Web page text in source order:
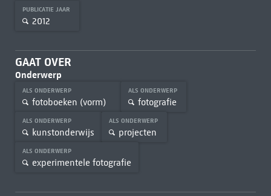
PUBLICATIE JAAR
2012
GAAT OVER
Onderwerp
ALS ONDERWERP
fotoboeken (vorm)
ALS ONDERWERP
fotografie
ALS ONDERWERP
kunstonderwijs
ALS ONDERWERP
projecten
ALS ONDERWERP
experimentele fotografie